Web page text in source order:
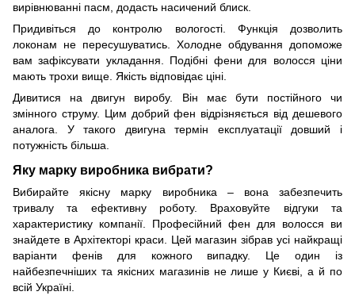
вирівнюванні пасм, додасть насичений блиск.
Придивіться до контролю вологості. Функція дозволить
локонам не пересушуватись. Холодне обдування допоможе
вам зафіксувати укладання. Подібні фени для волосся ціни
мають трохи вище. Якість відповідає ціні.
Дивитися на двигун виробу. Він має бути постійного чи
змінного струму. Цим добрий фен відрізняється від дешевого
аналога. У такого двигуна термін експлуатації довший і
потужність більша.
Яку марку виробника вибрати?
Вибирайте якісну марку виробника – вона забезпечить
тривалу та ефективну роботу. Враховуйте відгуки та
характеристику компанії. Професійний фен для волосся ви
знайдете в Архітекторі краси. Цей магазин зібрав усі найкращі
варіанти фенів для кожного випадку. Це один із
найбезпечніших та якісних магазинів не лише у Києві, а й по
всій Україні.